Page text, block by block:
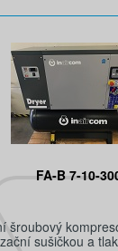
FA-B 7-10-
šroubový
sušičkou a